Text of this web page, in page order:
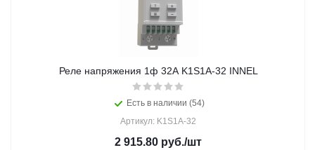
Реле напряжения 1ф 32A K1S1A-32 INNEL
Есть в наличии (54)
Артикул: K1S1A-32
2 915.80 руб./шт